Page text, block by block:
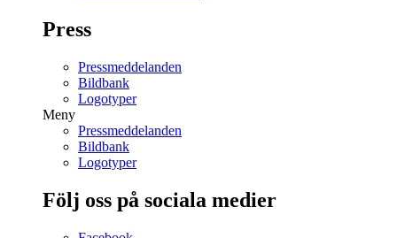
Press
Pressmeddelanden
Bildbank
Logotyper
Meny
Pressmeddelanden
Bildbank
Logotyper
Följ oss på sociala medier